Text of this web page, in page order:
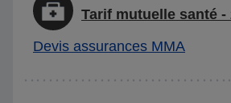
Tarif mutuelle santé
Devis assurances MMA